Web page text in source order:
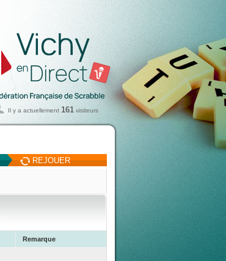
Il y a actuellement 161 visiteurs
REJOUER
Remarque